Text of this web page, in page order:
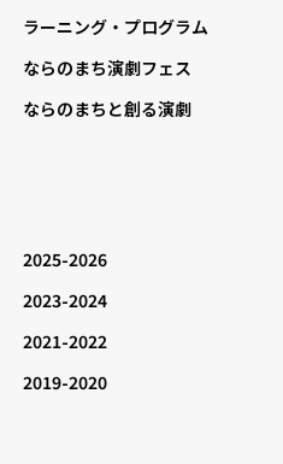
ラーニング・プログラム
ならのまち演劇フェス
ならのまちと創る演劇
2025-2026
2023-2024
2021-2022
2019-2020